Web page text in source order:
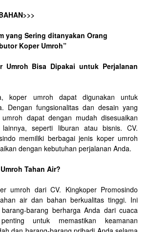
yang Sering ditanyakan Orang
Koper Umroh”
Umroh Bisa Dipakai untuk Perjalanan
koper umroh dapat digunakan untuk
Dengan fungsionalitas dan desain yang
dapat dengan mudah disesuaikan
lainnya, seperti liburan atau bisnis. CV.
memiliki berbagai jenis koper umroh
dengan kebutuhan perjalanan Anda.
Tahan Air?
umroh dari CV. Kingkoper Promosindo
air dan bahan berkualitas tinggi. Ini
barang berharga Anda dari cuaca
untuk memastikan keamanan